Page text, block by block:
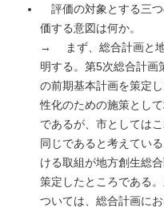
評価の対象とする三
価する意図は何か。
→ まず、総合計画と地
明する。第5次総合計画
の前期基本計画を策定
性化のための施策とし
であるが、市としては
同じであると考えてい
ける取組が地方創生総
策定したところである
ついては、総合計画に